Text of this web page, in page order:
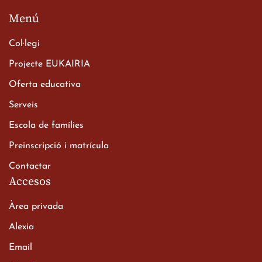
Xerrada del Sr. Bisbe als
Batxillerat
Menú
Col·legi
Projecte EUKAIRIA
Oferta educativa
Serveis
Escola de famílies
Preinscripció i matrícula
Contactar
Accesos
Àrea privada
Alexia
Email